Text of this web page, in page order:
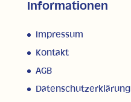
Informationen
Impressum
Kontakt
AGB
Datenschutzerklärung